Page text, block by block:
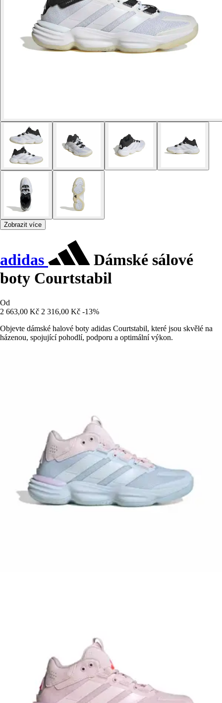
Zobrazit více
adidas
Dámské sálové
boty Courtstabil
Od
2 663,00 Kč 2 316,00 Kč -13%
Objevte dámské halové boty adidas Courtstabil, které jsou skvělé na
házenou, spojující pohodlí, podporu a optimální výkon.